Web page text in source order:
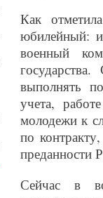
Как
юбилейный:
военный
выполнять
учета,
молодежи к
по
преданности
Сейчас в